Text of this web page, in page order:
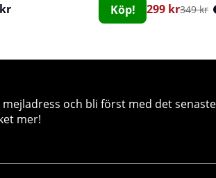
Köp! 299 kr349 kr
mejladress och bli först med det
mer!